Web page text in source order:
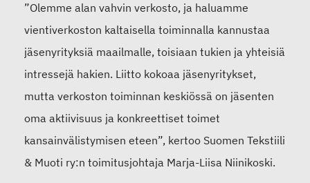
”Olemme alan vahvin verkosto, ja haluamme
vientiverkoston kaltaisella toiminnalla kannustaa
jäsenyrityksiä maailmalle, toisiaan tukien ja yhteisiä
intressejä hakien. Liitto kokoaa jäsenyritykset,
mutta verkoston toiminnan keskiössä on jäsenten
oma aktiivisuus ja konkreettiset toimet
kansainvälistymisen eteen”, kertoo Suomen Tekstiili
& Muoti ry:n toimitusjohtaja Marja-Liisa Niinikoski.